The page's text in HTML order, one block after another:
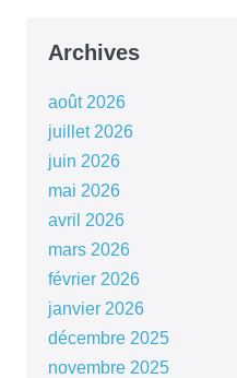
Archives
août 2026
juillet 2026
juin 2026
mai 2026
avril 2026
mars 2026
février 2026
janvier 2026
décembre 2025
novembre 2025